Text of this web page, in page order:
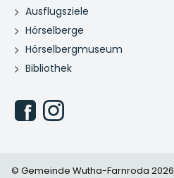
Ausflugsziele
Hörselberge
Hörselbergmuseum
Bibliothek
© Gemeinde Wutha-Farnroda 2026